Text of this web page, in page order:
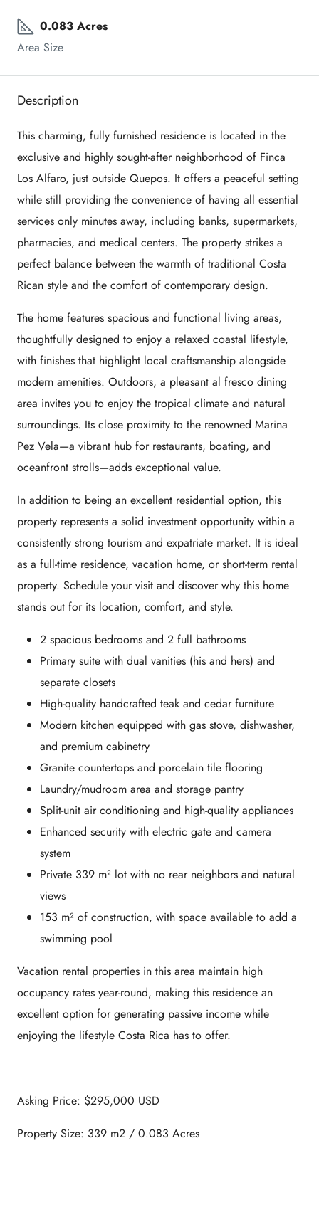
0.083 Acres
Area Size
Description
This charming, fully furnished residence is located in the
exclusive and highly sought-after neighborhood of Finca
Los Alfaro, just outside Quepos. It offers a peaceful setting
while still providing the convenience of having all essential
services only minutes away, including banks, supermarkets,
pharmacies, and medical centers. The property strikes a
perfect balance between the warmth of traditional Costa
Rican style and the comfort of contemporary design.
The home features spacious and functional living areas,
thoughtfully designed to enjoy a relaxed coastal lifestyle,
with finishes that highlight local craftsmanship alongside
modern amenities. Outdoors, a pleasant al fresco dining
area invites you to enjoy the tropical climate and natural
surroundings. Its close proximity to the renowned Marina
Pez Vela—a vibrant hub for restaurants, boating, and
oceanfront strolls—adds exceptional value.
In addition to being an excellent residential option, this
property represents a solid investment opportunity within a
consistently strong tourism and expatriate market. It is ideal
as a full-time residence, vacation home, or short-term rental
property. Schedule your visit and discover why this home
stands out for its location, comfort, and style.
2 spacious bedrooms and 2 full bathrooms
Primary suite with dual vanities (his and hers) and
separate closets
High-quality handcrafted teak and cedar furniture
Modern kitchen equipped with gas stove, dishwasher,
and premium cabinetry
Granite countertops and porcelain tile flooring
Laundry/mudroom area and storage pantry
Split-unit air conditioning and high-quality appliances
Enhanced security with electric gate and camera
system
Private 339 m² lot with no rear neighbors and natural
views
153 m² of construction, with space available to add a
swimming pool
Vacation rental properties in this area maintain high
occupancy rates year-round, making this residence an
excellent option for generating passive income while
enjoying the lifestyle Costa Rica has to offer.
Asking Price: $295,000 USD
Property Size: 339 m2 / 0.083 Acres